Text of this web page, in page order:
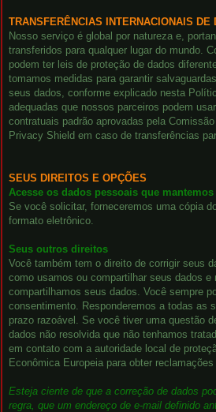
TRANSFERÊNCIAS INTERNACIONAIS DE
Nosso serviço é global por natureza e,
transferidos para qualquer lugar do mundo.
podem ter leis de proteção de dados
tomamos medidas para garantir
seus dados, conforme explicado nesta
adequadas que nossos parceiros podem
contratuais padrão aprovadas pela
Privacy Shield em caso de transferências
SEUS DIREITOS E OPÇÕES
Acesse os dados pessoais que
Se você solicitar, forneceremos uma cópia
formato eletrônico.
Seus outros direitos
Você também tem o direito de corrigir seus
como usamos ou compartilhar seus dados e
compartilhamos seus dados. Você sempre
consentimento. Responderemos a todas as
prazo razoável. Se você tiver uma questão
dados não resolvida que não tenhamos
em contato com a autoridade local de
Econômica Europeia para obter reclamações
Esteja ciente de que a correção de dados
regra, que um endereço de e-mail definido